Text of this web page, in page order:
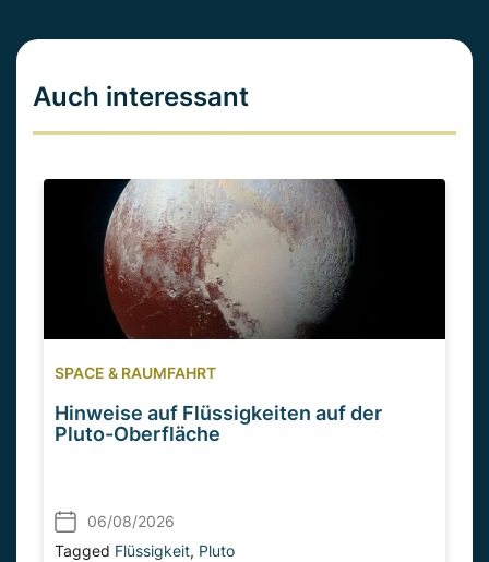
Auch interessant
SPACE & RAUMFAHRT
Hinweise auf Flüssigkeiten auf der
Pluto-Oberfläche
06/08/2026
Tagged Flüssigkeit, Pluto